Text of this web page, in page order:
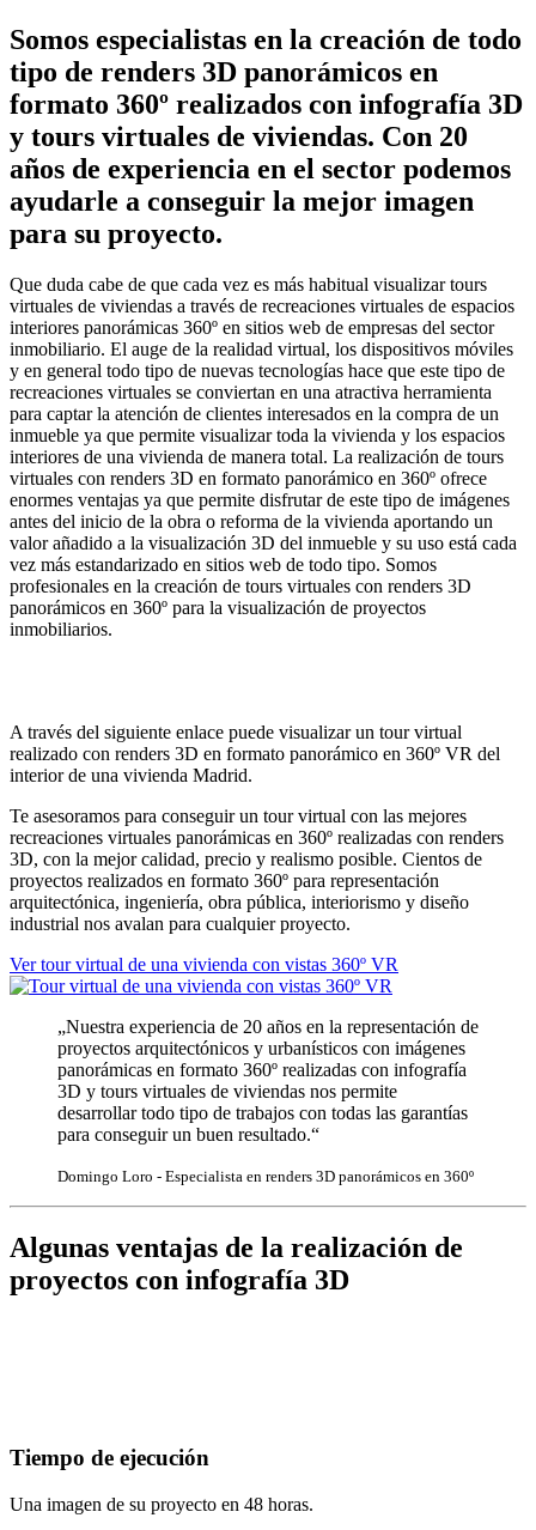
Somos especialistas en la creación de todo
tipo de renders 3D panorámicos en
formato 360º realizados con infografía 3D
y tours virtuales de viviendas. Con 20
años de experiencia en el sector podemos
ayudarle a conseguir la mejor imagen
para su proyecto.
Que duda cabe de que cada vez es más habitual visualizar tours
virtuales de viviendas a través de recreaciones virtuales de espacios
interiores panorámicas 360º en sitios web de empresas del sector
inmobiliario. El auge de la realidad virtual, los dispositivos móviles
y en general todo tipo de nuevas tecnologías hace que este tipo de
recreaciones virtuales se conviertan en una atractiva herramienta
para captar la atención de clientes interesados en la compra de un
inmueble ya que permite visualizar toda la vivienda y los espacios
interiores de una vivienda de manera total. La realización de tours
virtuales con renders 3D en formato panorámico en 360º ofrece
enormes ventajas ya que permite disfrutar de este tipo de imágenes
antes del inicio de la obra o reforma de la vivienda aportando un
valor añadido a la visualización 3D del inmueble y su uso está cada
vez más estandarizado en sitios web de todo tipo. Somos
profesionales en la creación de tours virtuales con renders 3D
panorámicos en 360º para la visualización de proyectos
inmobiliarios.
A través del siguiente enlace puede visualizar un tour virtual
realizado con renders 3D en formato panorámico en 360º VR del
interior de una vivienda Madrid.
Te asesoramos para conseguir un tour virtual con las mejores
recreaciones virtuales panorámicas en 360º realizadas con renders
3D, con la mejor calidad, precio y realismo posible. Cientos de
proyectos realizados en formato 360º para representación
arquitectónica, ingeniería, obra pública, interiorismo y diseño
industrial nos avalan para cualquier proyecto.
Ver tour virtual de una vivienda con vistas 360º VR
„Nuestra experiencia de 20 años en la representación de
proyectos arquitectónicos y urbanísticos con imágenes
panorámicas en formato 360º realizadas con infografía
3D y tours virtuales de viviendas nos permite
desarrollar todo tipo de trabajos con todas las garantías
para conseguir un buen resultado.“
Domingo Loro - Especialista en renders 3D panorámicos en 360º
Algunas ventajas de la realización de
proyectos con infografía 3D
Tiempo de ejecución
Una imagen de su proyecto en 48 horas.